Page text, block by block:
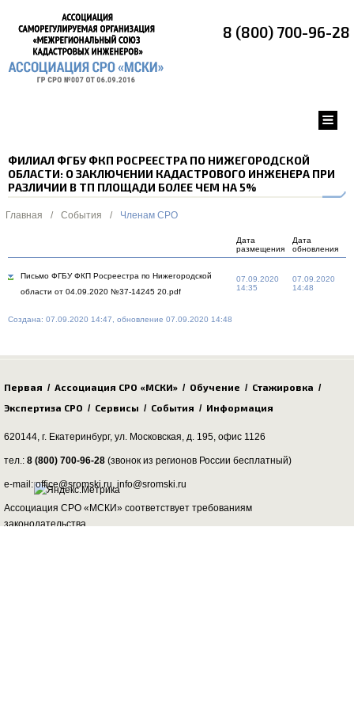
8 (800) 700-96-28
ФИЛИАЛ ФГБУ ФКП РОСРЕЕСТРА ПО НИЖЕГОРОДСКОЙ
ОБЛАСТИ: О ЗАКЛЮЧЕНИИ КАДАСТРОВОГО ИНЖЕНЕРА ПРИ
РАЗЛИЧИИ В ТП ПЛОЩАДИ БОЛЕЕ ЧЕМ НА 5%
Главная / События / Членам СРО
Дата
размещения
Дата
обновления
Письмо ФГБУ ФКП Росреестра по Нижегородской
области от 04.09.2020 №37-14245 20.pdf
07.09.2020
14:35
07.09.2020
14:48
Создана: 07.09.2020 14:47, обновление 07.09.2020 14:48
Первая / Ассоциация СРО «МСКИ» / Обучение / Стажировка /
Экспертиза СРО / Сервисы / События / Информация
620144, г. Екатеринбург, ул. Московская, д. 195, офис 1126
тел.: 8 (800) 700-96-28 (звонок из регионов России бесплатный)
e-mail: office@sromski.ru, info@sromski.ru
Ассоциация СРО «МСКИ» соответствует требованиям
законодательства